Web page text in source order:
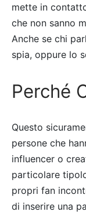
mette in
che non sanno
Anche se chi
spia, oppure lo
Perché
Questo
persone che
influencer o
particolare
propri fan
di inserire una